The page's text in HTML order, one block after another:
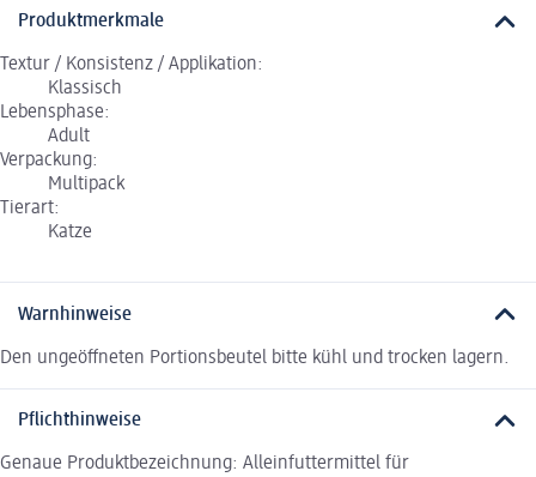
Produktmerkmale
Textur / Konsistenz / Applikation:
Klassisch
Lebensphase:
Adult
Verpackung:
Multipack
Tierart:
Katze
Warnhinweise
Den ungeöffneten Portionsbeutel bitte kühl und trocken lagern.
Pflichthinweise
Genaue Produktbezeichnung: Alleinfuttermittel für